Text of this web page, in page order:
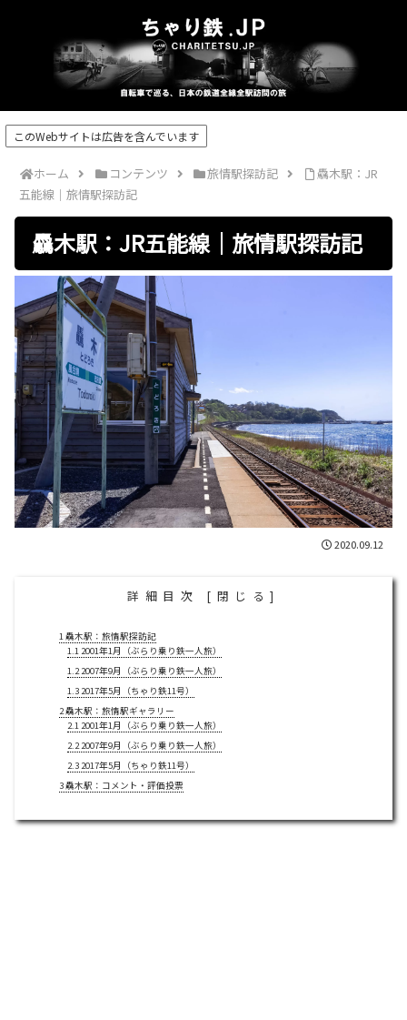
このWebサイトは広告を含んでいます
ホーム コンテンツ 旅情駅探訪記
驫木駅：JR
五能線｜旅情駅探訪記
驫木駅：JR五能線｜旅情駅探訪記
2020.09.12
詳細目次 [ 閉じる]
1驫木駅：旅情駅探訪記
1.1 2001年1月（ぶらり乗り鉄一人旅）
1.22007年9月（ぶらり乗り鉄一人旅）
1.3 2017年5月（ちゃり鉄11号）
2驫木駅：旅情駅ギャラリー
2.1 2001年1月（ぶらり乗り鉄一人旅）
2.22007年9月（ぶらり乗り鉄一人旅）
2.3 2017年5月（ちゃり鉄11号）
3驫木駅：コメント・評価投票